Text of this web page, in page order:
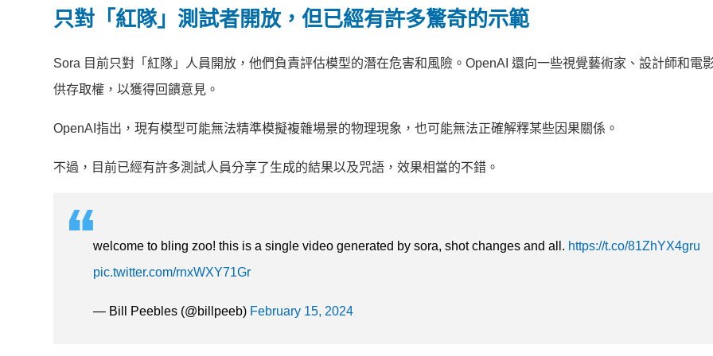
只對「紅隊」測試者開放，但已經有許多驚奇的示範
Sora 目前只對「紅隊」人員開放，他們負責評估模型的潛在危害和風險。OpenAI 還向一些視覺藝術家、設計師和電
供存取權，以獲得回饋意見。
OpenAI指出，現有模型可能無法精準模擬複雜場景的物理現象，也可能無法正確解釋某些因果關係。
不過，目前已經有許多測試人員分享了生成的結果以及咒語，效果相當的不錯。
welcome to bling zoo! this is a single video generated by sora, shot changes and all. https://t.co/81ZhYX4gru
pic.twitter.com/rnxWXY71Gr
— Bill Peebles (@billpeeb) February 15, 2024